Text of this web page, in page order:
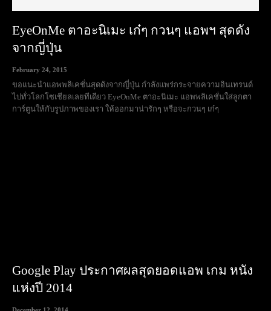
EyeOnMe ตาอะนิเมะ เก๋ๆ กวนๆ แอพฯ สุดดัง
จากญี่ปุ่น
February 24, 2015
ขอแนะนำแอพพลิเคชั่นสุดดังจากญี่ปุ่น กำลังแพร่กระจายความอินเทรนด์
ไปทั่วโลกโซเชียลเลยทีเดียว EyeOnMe ตาอะนิเมะ แอพพลิเคชั่นใส่ลูกตา
การ์ตูนให้กับรูปภาพของเรา ให้ออกมาน่ารักๆ หรือจะกวนๆ เก๋ๆ
Google Play ประกาศผลสุดยอดแอพ เกม หนัง
แห่งปี 2014